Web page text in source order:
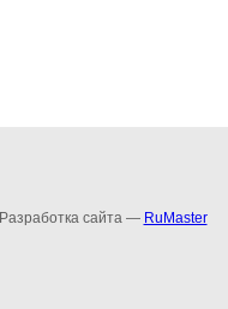
Разработка сайта — RuMaster